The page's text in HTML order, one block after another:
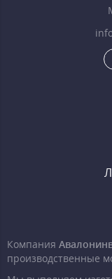
Компания
производственные